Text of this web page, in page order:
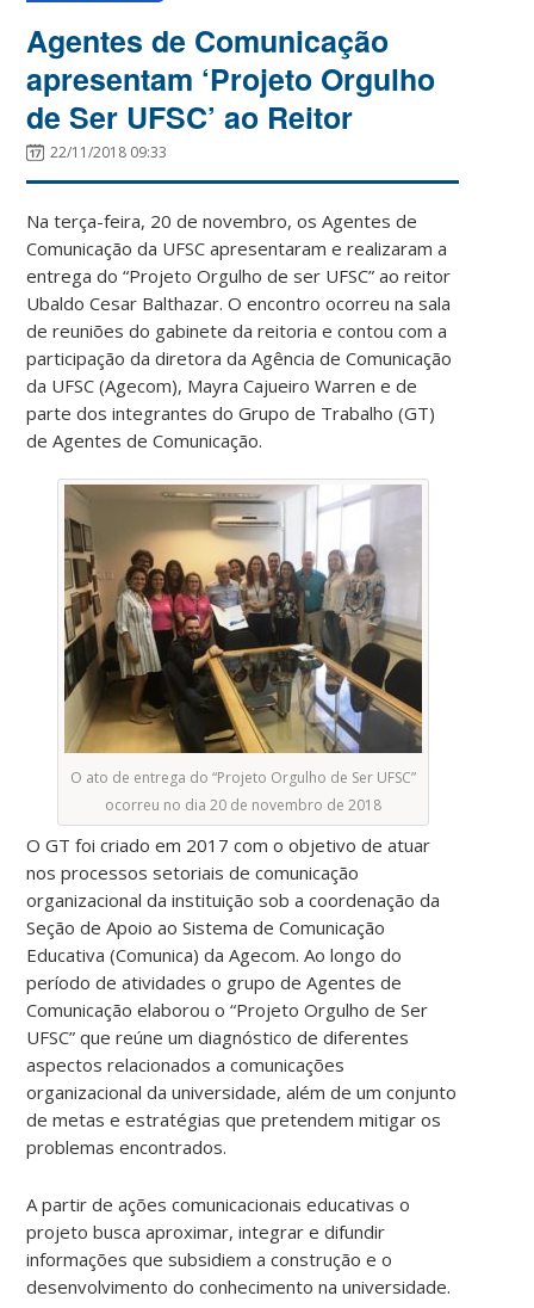
Agentes de Comunicação
apresentam ‘Projeto Orgulho
de Ser UFSC’ ao Reitor
22/11/2018 09:33
Na terça-feira, 20 de novembro, os Agentes de
Comunicação da UFSC apresentaram e realizaram a
entrega do “Projeto Orgulho de ser UFSC” ao reitor
Ubaldo Cesar Balthazar. O encontro ocorreu na sala
de reuniões do gabinete da reitoria e contou com a
participação da diretora da Agência de Comunicação
da UFSC (Agecom), Mayra Cajueiro Warren e de
parte dos integrantes do Grupo de Trabalho (GT)
de Agentes de Comunicação.
O ato de entrega do “Projeto Orgulho de Ser UFSC”
ocorreu no dia 20 de novembro de 2018
O GT foi criado em 2017 com o objetivo de atuar
nos processos setoriais de comunicação
organizacional da instituição sob a coordenação da
Seção de Apoio ao Sistema de Comunicação
Educativa (Comunica) da Agecom. Ao longo do
período de atividades o grupo de Agentes de
Comunicação elaborou o “Projeto Orgulho de Ser
UFSC” que reúne um diagnóstico de diferentes
aspectos relacionados a comunicações
organizacional da universidade, além de um conjunto
de metas e estratégias que pretendem mitigar os
problemas encontrados.
A partir de ações comunicacionais educativas o
projeto busca aproximar, integrar e difundir
informações que subsidiem a construção e o
desenvolvimento do conhecimento na universidade.